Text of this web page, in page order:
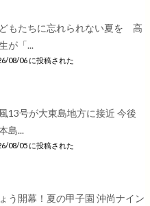
もたちに忘れられない夏を 高
が「...
08/06 に投稿された
13号が大東島地方に接近 今後
島...
08/05 に投稿された
う開幕！夏の甲子園 沖尚ナイン